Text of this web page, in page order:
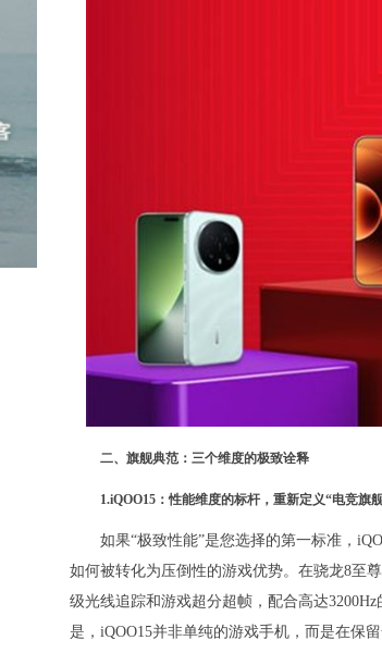
二、旗舰典范：三个维度的极致诠释
1.iQOO15：性能维度的标杆，重新定义“电竞旗
如果“极致性能”是您选择的第一标准，
如何被转化为压倒性的游戏优势。在骁龙8至
级光线追踪和游戏超分超帧，配合高达
是，iQOO15并非单纯的游戏手机，而是在保